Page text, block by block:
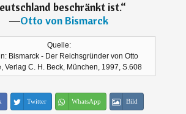
beschränkt ist.“
―Otto von Bismarck
Quelle:
Bismarck - Der Reichsgründer von Otto
Verlag C. H. Beck, München, 1997, S.608
Twitter WhatsApp Bild